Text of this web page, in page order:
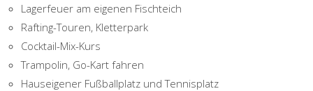
Lagerfeuer am eigenen Fischteich
Rafting-Touren, Kletterpark
Cocktail-Mix-Kurs
Trampolin, Go-Kart fahren
Hauseigener Fußballplatz und Tennisplatz